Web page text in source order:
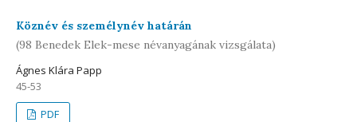
Köznév és személynév határán
(98 Benedek Elek-mese névanyagának vizsgálata)
Ágnes Klára Papp
45-53
PDF